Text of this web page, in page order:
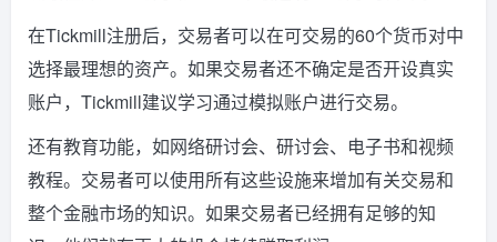
在Tickmill注册后，交易者可以在可交易的60个货币对中
选择最理想的资产。如果交易者还不确定是否开设真实
账户，Tickmill建议学习通过模拟账户进行交易。
还有教育功能，如网络研讨会、研讨会、电子书和视频
教程。交易者可以使用所有这些设施来增加有关交易和
整个金融市场的知识。如果交易者已经拥有足够的知